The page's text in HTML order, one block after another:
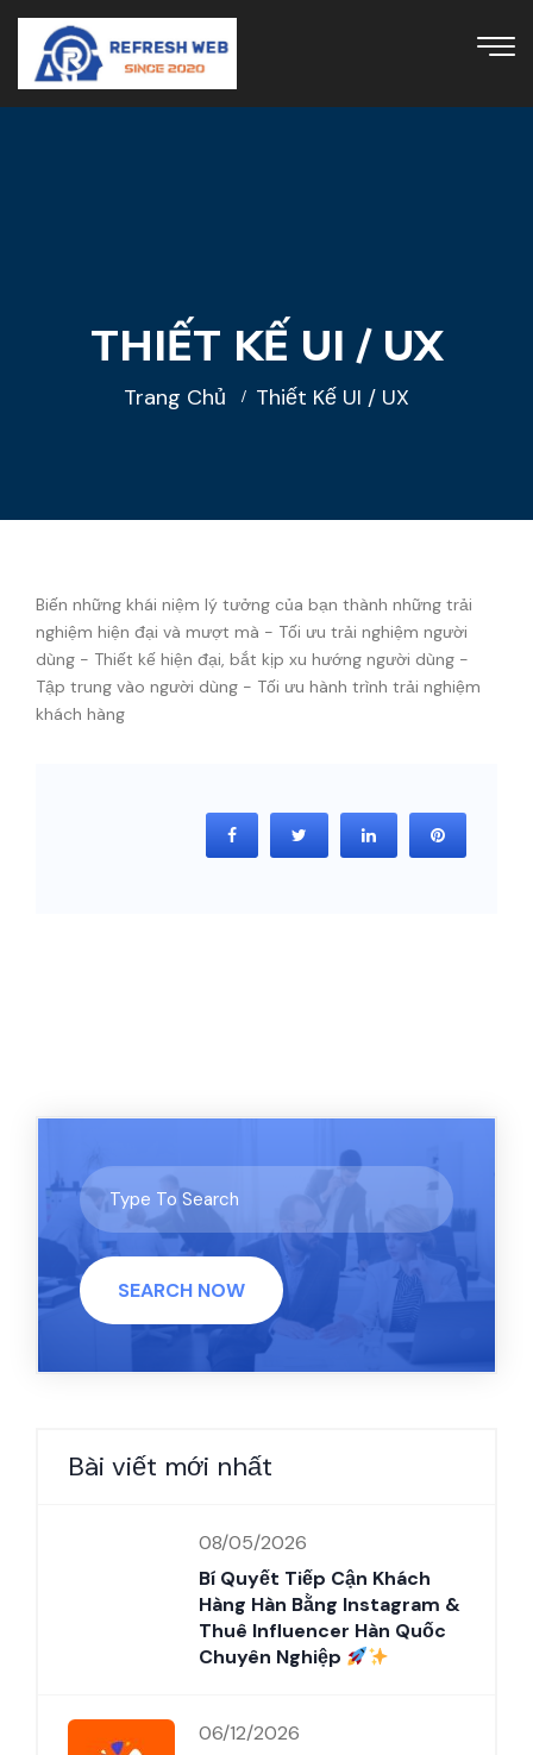
THIẾT KẾ UI / UX
Trang Chủ Thiết Kế UI / UX
Biến những khái niệm lý tưởng của bạn thành những trải
nghiệm hiện đại và mượt mà - Tối ưu trải nghiệm người
dùng - Thiết kế hiện đại, bắt kịp xu hướng người dùng -
Tập trung vào người dùng - Tối ưu hành trình trải nghiệm
khách hàng
SEARCH NOW
Bài viết mới nhất
08/05/2026
Bí Quyết Tiếp Cận Khách
Hàng Hàn Bằng Instagram &
Thuê Influencer Hàn Quốc
Chuyên Nghiệp
06/12/2026